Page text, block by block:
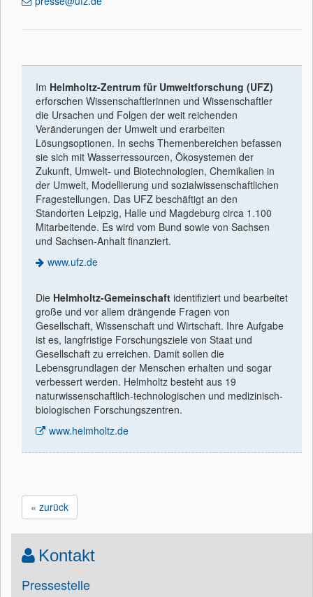
Im Helmholtz-Zentrum für Umweltforschung (UFZ)
erforschen Wissenschaftlerinnen und Wissenschaftler
die Ursachen und Folgen der weit reichenden
Veränderungen der Umwelt und erarbeiten
Lösungsoptionen. In sechs Themenbereichen befassen
sie sich mit Wasserressourcen, Ökosystemen der
Zukunft, Umwelt- und Biotechnologien, Chemikalien in
der Umwelt, Modellierung und sozialwissenschaftlichen
Fragestellungen. Das UFZ beschäftigt an den
Standorten Leipzig, Halle und Magdeburg circa 1.100
Mitarbeitende. Es wird vom Bund sowie von Sachsen
und Sachsen-Anhalt finanziert.
www.ufz.de
Die Helmholtz-Gemeinschaft identiﬁziert und bearbeitet
große und vor allem drängende Fragen von
Gesellschaft, Wissenschaft und Wirtschaft. Ihre Aufgabe
ist es, langfristige Forschungsziele von Staat und
Gesellschaft zu erreichen. Damit sollen die
Lebensgrundlagen der Menschen erhalten und sogar
verbessert werden. Helmholtz besteht aus 19
naturwissenschaftlich-technologischen und medizinisch-
biologischen Forschungszentren.
www.helmholtz.de
« zurück
Kontakt
Pressestelle